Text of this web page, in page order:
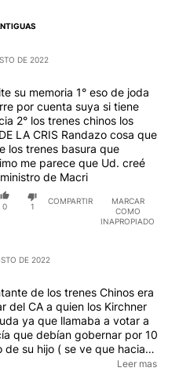
DE 2022
su memoria 1° eso de joda
por cuenta suya si tiene
2° los trenes chinos los
LA CRIS Randazo cosa que
los trenes basura que
me parece que Ud. creé
de Macri
0 1
COMPARTIR
MARCAR
COMO
INAPROPIADO
DE 2022
de los trenes Chinos era
del CA a quien los Kirchner
ya que llamaba a votar a
que debían gobernar por 10
de su hijo ( se ve que hacia
) Averigua porqué Angelo
Leer mas